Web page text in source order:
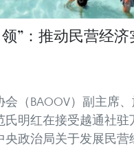
”：推动民营经
（BAOOV）副主席
氏明红在接受越通社驻
央政治局关于发展民营